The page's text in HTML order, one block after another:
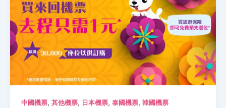
中國機票, 其他機票, 日本機票, 泰國機票, 韓國機票